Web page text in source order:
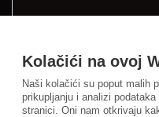
IMPRESUM
Kolačići na ovoj
Naši kolačići su poput malih
prikupljanju i analizi
stranici. Oni nam otkrivaju